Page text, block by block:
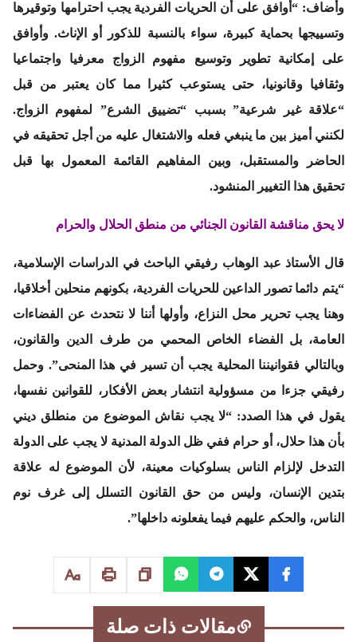
وأضاف: “أوافق على أن الحريات الفردية يجب احترامها وتوقيرها
وتسييجها بحماية كبيرة، سواء بالنسبة للذكور أو الإناث. وأوافق
على إمكانية تطوير وتوسيع مفهوم الزواج معرفيا واجتماعيا
وثقافيا وقانونيا، حتى يستوعب كثيرا مما كان يعتبر من قبل
“علاقة غير شرعية” بسبب “تضييق الشرع” لمفهوم الزواج.
لكنني أميز بين ما ينبغي فعله والاشتغال عليه من أجل تحقيقه في
الحاضر والمستقبل، وبين المفاهيم القائمة المعمول بها قبل
تحقيق هذا التغيير المنشود.
لا يحق مناقشة القانون الجنائي من منطق الحلال والحرام
قال الأستاذ عبد الوهاب رفيقي الباحث في الدراسات الإسلامية،
“يتم دائما تصور الداعين للحريات الفردية، بكونهم منحلين أخلاقيا،
وهنا يجب تحرير محل النزاع، وأولها أننا لا نتحدث عن الفضاءات
العامة، بل الفضاء الخاص المحمي من طرف الدين والقانون،
وبالتالي فقوانيننا المحلية يجب أن تسير في هذا المنحى”. وحمل
رفيقي جزءا من مسؤولية انتشار بعض الأفكار، للقوانين نفسها،
يقول في هذا الصدد: “لا يجب نقاش الموضوع من منطلق ديني
بأن هذا حلال، أو حرام ففي ظل الدولة المدنية لا يجب على الدولة
التدخل لإلزام الناس بسلوكيات معينة، لأن الموضوع له علاقة
بتدين الإنسان، وليس من حق القانون التسلل إلى غرف نوم
الناس، والحكم عليهم فيما يفعلونه داخلها”.
مقالات ذات صلة